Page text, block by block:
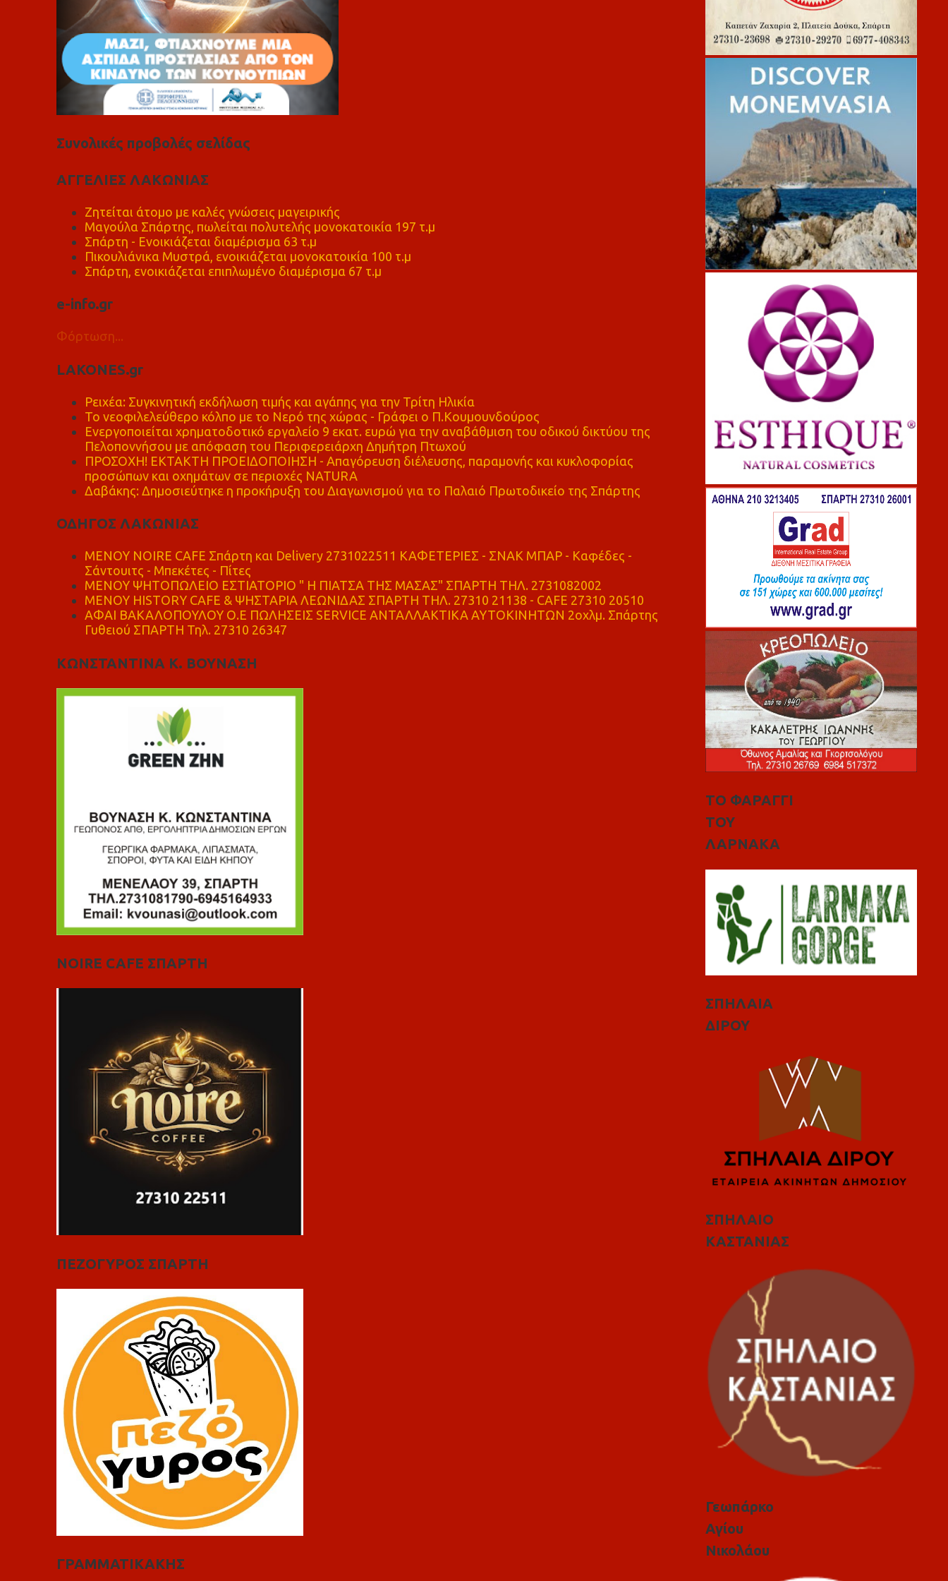
Συνολικές προβολές σελίδας
ΑΓΓΕΛΙΕΣ ΛΑΚΩΝΙΑΣ
Ζητείται άτομο με καλές γνώσεις μαγειρικής
Μαγούλα Σπάρτης, πωλείται πολυτελής μονοκατοικία 197 τ.μ
Σπάρτη - Ενοικιάζεται διαμέρισμα 63 τ.μ
Πικουλιάνικα Μυστρά, ενοικιάζεται μονοκατοικία 100 τ.μ
Σπάρτη, ενοικιάζεται επιπλωμένο διαμέρισμα 67 τ.μ
e-info.gr
Φόρτωση...
LAKONES.gr
Ρειχέα: Συγκινητική εκδήλωση τιμής και αγάπης για την Τρίτη Ηλικία
Το νεοφιλελεύθερο κόλπο με το Νερό της χώρας - Γράφει ο Π.Κουμουνδούρος
Ενεργοποιείται χρηματοδοτικό εργαλείο 9 εκατ. ευρώ για την αναβάθμιση του οδικού δικτύου της
Πελοποννήσου με απόφαση του Περιφερειάρχη Δημήτρη Πτωχού
ΠΡΟΣΟΧΗ! ΕΚΤΑΚΤΗ ΠΡΟΕΙΔΟΠΟΙΗΣΗ - Απαγόρευση διέλευσης, παραμονής και κυκλοφορίας
προσώπων και οχημάτων σε περιοχές NATURA
Δαβάκης: Δημοσιεύτηκε η προκήρυξη του Διαγωνισμού για το Παλαιό Πρωτοδικείο της Σπάρτης
ΟΔΗΓΟΣ ΛΑΚΩΝΙΑΣ
MENOY NOIRE CAFE Σπάρτη και Delivery 2731022511 ΚΑΦΕΤΕΡΙΕΣ - ΣΝΑΚ ΜΠΑΡ - Καφέδες -
Σάντουιτς - Μπεκέτες - Πίτες
ΜΕΝΟΥ ΨΗΤΟΠΩΛΕΙΟ ΕΣΤΙΑΤΟΡΙΟ " Η ΠΙΑΤΣΑ ΤΗΣ ΜΑΣΑΣ" ΣΠΑΡΤΗ ΤΗΛ. 2731082002
ΜΕΝΟΥ HISTORY CAFE & ΨΗΣΤΑΡΙΑ ΛΕΩΝΙΔΑΣ ΣΠΑΡΤΗ ΤΗΛ. 27310 21138 - CAFE 27310 20510
ΑΦΑΙ ΒΑΚΑΛΟΠΟΥΛΟΥ Ο.Ε ΠΩΛΗΣΕΙΣ SERVICE ΑΝΤΑΛΛΑΚΤΙΚΑ ΑΥΤΟΚΙΝΗΤΩΝ 2οχλμ. Σπάρτης
Γυθειού ΣΠΑΡΤΗ Τηλ. 27310 26347
ΚΩΝΣΤΑΝΤΙΝΑ Κ. ΒΟΥΝΑΣΗ
NOIRE CAFE ΣΠΑΡΤΗ
ΠΕΖΟΓΥΡΟΣ ΣΠΑΡΤΗ
ΓΡΑΜΜΑΤΙΚΑΚΗΣ
ΤΟ ΦΑΡΑΓΓΙ
ΤΟΥ
ΛΑΡΝΑΚΑ
ΣΠΗΛΑΙΑ
ΔΙΡΟΥ
ΣΠΗΛΑΙΟ
ΚΑΣΤΑΝΙΑΣ
Γεωπάρκο
Αγίου
Νικολάου